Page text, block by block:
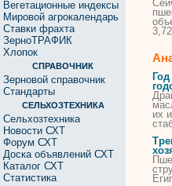
Вегетационные индексы
Мировой агрокалендарь
Ставки фрахта
ЗерноТРАФИК
Хлопок
СПРАВОЧНИК
Зерновой справочник
Стандарты
СЕЛЬХОЗТЕХНИКА
Сельхозтехника
Новости СХТ
Форум СХТ
Доска объявлений СХТ
Каталог СХТ
Статистика
их